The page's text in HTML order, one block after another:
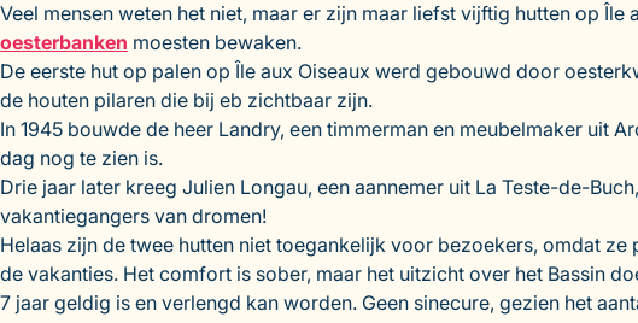
Veel mensen weten het niet, maar er zijn maar liefst vijftig hutten op
oesterbanken moesten bewaken.
De eerste hut op palen op Île aux Oiseaux werd gebouwd door
de houten pilaren die bij eb zichtbaar zijn.
In 1945 bouwde de heer Landry, een timmerman en meubelmaker uit
dag nog te zien is.
Drie jaar later kreeg Julien Longau, een aannemer uit La Teste-de-
vakantiegangers van dromen!
Helaas zijn de twee hutten niet toegankelijk voor bezoekers, omdat
de vakanties. Het comfort is sober, maar het uitzicht over het Bassin
7 jaar geldig is en verlengd kan worden. Geen sinecure, gezien het